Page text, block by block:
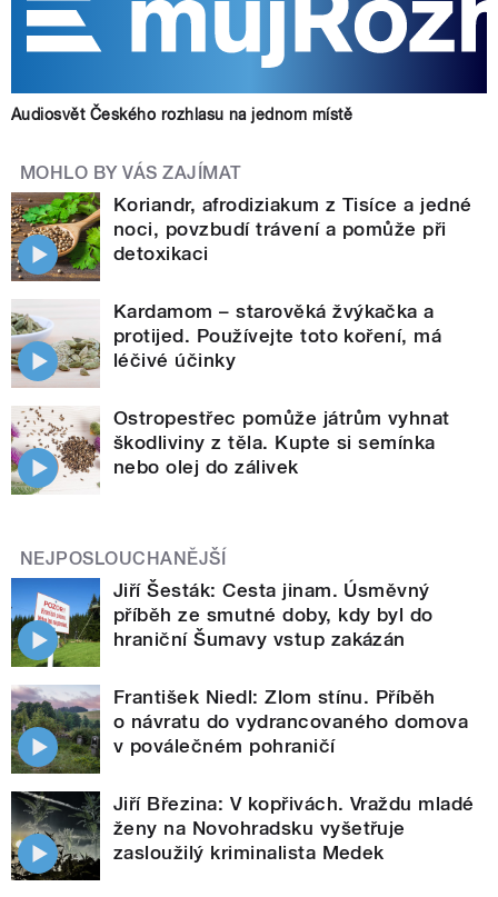
Audiosvět Českého rozhlasu na jednom místě
MOHLO BY VÁS ZAJÍMAT
Koriandr, afrodiziakum z Tisíce a jedné
noci, povzbudí trávení a pomůže při
detoxikaci
Kardamom – starověká žvýkačka a
protijed. Používejte toto koření, má
léčivé účinky
Ostropestřec pomůže játrům vyhnat
škodliviny z těla. Kupte si semínka
nebo olej do zálivek
NEJPOSLOUCHANĚJŠÍ
Jiří Šesták: Cesta jinam. Úsměvný
příběh ze smutné doby, kdy byl do
hraniční Šumavy vstup zakázán
František Niedl: Zlom stínu. Příběh
o návratu do vydrancovaného domova
v poválečném pohraničí
Jiří Březina: V kopřivách. Vraždu mladé
ženy na Novohradsku vyšetřuje
zasloužilý kriminalista Medek